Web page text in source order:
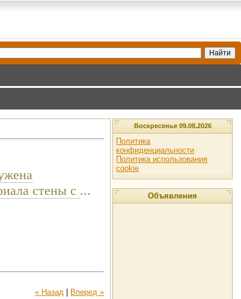
стены с ...
« Назад
Вперед »
Воскресенье 09.08.2026
Политика
конфиденциальности
Политика использования
cookie
Объявления